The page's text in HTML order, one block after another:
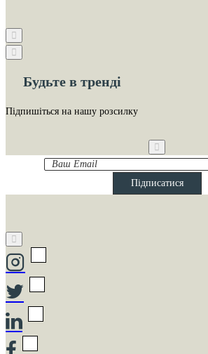
Будьте в тренді
Підпишіться на нашу розсилку
Ваш
Email
Підписатися